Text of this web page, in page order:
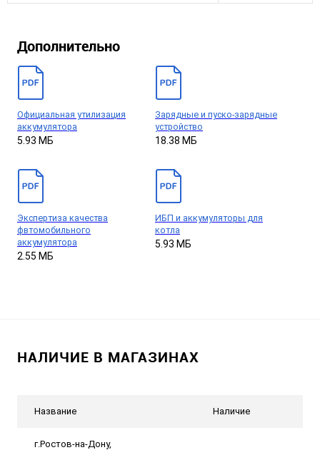
Дополнительно
Официальная утилизация
аккумулятора
5.93 МБ
Зарядные и пуско-зарядные
устройство
18.38 МБ
Экспертиза качества
фвтомобильного
аккумулятора
2.55 МБ
ИБП и аккумуляторы для
котла
5.93 МБ
НАЛИЧИЕ В МАГАЗИНАХ
Название Наличие
г.Ростов-на-Дону,